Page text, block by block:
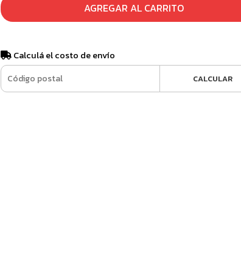
AGREGAR AL CARRITO
Calculá el costo de envío
CALCULAR